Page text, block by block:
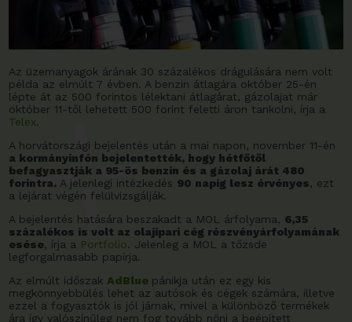
Az üzemanyagok árának 30 százalékos drágulására nem volt
példa az elmúlt 7 évben. A benzin átlagára október 25-én
lépte át az 500 forintos lélektani átlagárat, gázolajat már
október 11-től lehetett 500 forint feletti áron tankolni, írja a
Telex.
A horvátországi bejelentés után a mai napon, november 11-én
a kormányinfón bejelentették, hogy hétfőtől
befagyasztják a 95-ös benzin és a gázolaj árát 480
forintra. A jelenlegi intézkedés 90 napig lesz érvényes, ezt
a lejárat végén felülvizsgálják.
A bejelentés hatására beszakadt a MOL árfolyama, 6,35
százalékos is volt az olajipari cég részvényárfolyamának
esése, írja a Portfolio. Jelenleg a MOL a tőzsde
legforgalmasabb papírja.
Az elmúlt időszakAdBlue pánikja után ez egy kis
megkönnyebbülés lehet az autósok és cégek számára, illetve
ezzel a fogyasztók is jól járnak, mivel a különböző termékek
ára így valószínűleg nem fog tovább nőni a beépített